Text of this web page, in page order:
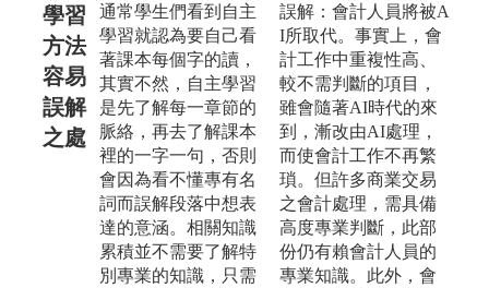
學習
方法
容易
誤解
之處
通常學生們看到自主
學習就認為要自己看
著課本每個字的讀，
其實不然，自主學習
是先了解每一章節的
脈絡，再去了解課本
裡的一字一句，否則
會因為看不懂專有名
詞而誤解段落中想表
達的意涵。相關知識
累積並不需要了解特
別專業的知識，只需
誤解：會計人員將被A
I所取代。事實上，會
計工作中重複性高、
較不需判斷的項目，
雖會隨著AI時代的來
到，漸改由AI處理，
而使會計工作不再繁
瑣。但許多商業交易
之會計處理，需具備
高度專業判斷，此部
份仍有賴會計人員的
專業知識。此外，會